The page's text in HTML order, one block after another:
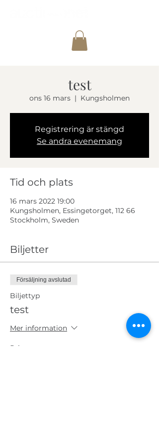
test
ons 16 mars
  |
Kungsholmen
Registrering är stängd
Se andra evenemang
Tid och plats
16 mars 2022 19:00
Kungsholmen, Essingetorget, 112 66
Stockholm, Sweden
Biljetter
Försäljning avslutad
Biljettyp
test
Mer information
Pris